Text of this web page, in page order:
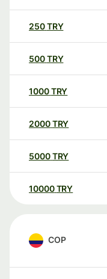
250TRY
500TRY
1000TRY
2000TRY
5000TRY
10000 TRY
COP